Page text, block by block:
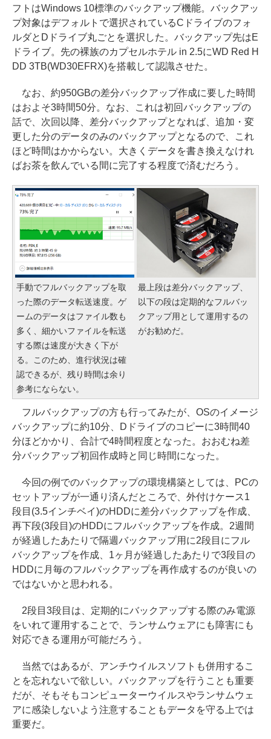
フトはWindows 10標準のバックアップ機能。バックアッ
プ対象はデフォルトで選択されているCドライブのフォ
ルダとDドライブ丸ごとを選択した。バックアップ先はE
ドライブ。先の裸族のカプセルホテル in 2.5にWD Red H
DD 3TB(WD30EFRX)を搭載して認識させた。
なお、約950GBの差分バックアップ作成に要した時間
はおよそ3時間50分。なお、これは初回バックアップの
話で、次回以降、差分バックアップとなれば、追加・変
更した分のデータのみのバックアップとなるので、これ
ほど時間はかからない。大きくデータを書き換えなけれ
ばお茶を飲んでいる間に完了する程度で済むだろう。
手動でフルバックアップを取
った際のデータ転送速度。ゲ
ームのデータはファイル数も
多く、細かいファイルを転送
する際は速度が大きく下が
る。このため、進行状況は確
認できるが、残り時間は余り
参考にならない。
最上段は差分バックアップ、
以下の段は定期的なフルバッ
クアップ用として運用するの
がお勧めだ。
フルバックアップの方も行ってみたが、OSのイメージ
バックアップに約10分、Dドライブのコピーに3時間40
分ほどかかり、合計で4時間程度となった。おおむね差
分バックアップ初回作成時と同じ時間になった。
今回の例でのバックアップの環境構築としては、PCの
セットアップが一通り済んだところで、外付けケース1
段目(3.5インチベイ)のHDDに差分バックアップを作成、
再下段(3段目)のHDDにフルバックアップを作成。2週間
が経過したあたりで隔週バックアップ用に2段目にフル
バックアップを作成、1ヶ月が経過したあたりで3段目の
HDDに月毎のフルバックアップを再作成するのが良いの
ではないかと思われる。
2段目3段目は、定期的にバックアップする際のみ電源
をいれて運用することで、ランサムウェアにも障害にも
対応できる運用が可能だろう。
当然ではあるが、アンチウイルスソフトも併用するこ
とを忘れないで欲しい。バックアップを行うことも重要
だが、そもそもコンピューターウイルスやランサムウェ
アに感染しないよう注意することもデータを守る上では
重要だ。